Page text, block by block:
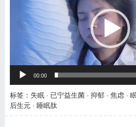
00:00
标签： 失眠 · 已宁益生菌 · 抑郁 · 焦虑 ·
后生元 · 睡眠肽